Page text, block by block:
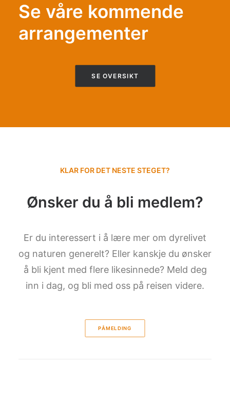
Se våre kommende
arrangementer
SE OVERSIKT
KLAR FOR DET NESTE STEGET?
Ønsker du å bli medlem?
Er du interessert i å lære mer om dyrelivet
og naturen generelt? Eller kanskje du ønsker
å bli kjent med flere likesinnede? Meld deg
inn i dag, og bli med oss på reisen videre.
PÅMELDING